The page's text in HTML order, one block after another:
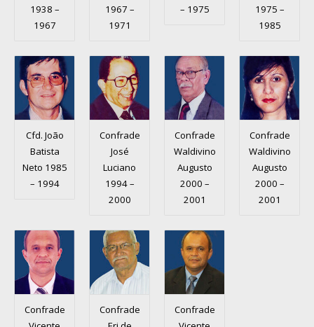
1938 –
1967
1967 –
1971
– 1975
1975 –
1985
Cfd. João
Batista
Neto 1985
– 1994
Confrade
José
Luciano
1994 –
2000
Confrade
Waldivino
Augusto
2000 –
2001
Confrade
Waldivino
Augusto
2000 –
2001
Confrade
Confrade
Confrade